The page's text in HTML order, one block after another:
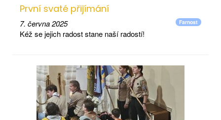
První svaté přijímání
7. června 2025 Farnost
Kéž se jejich radost stane naší radostí!